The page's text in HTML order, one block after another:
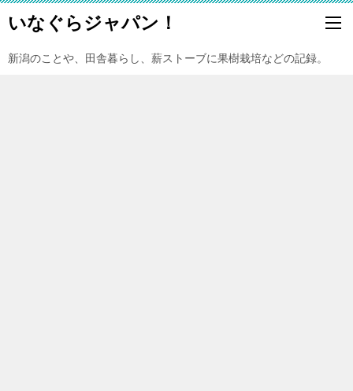
いなぐらジャパン！
新潟のことや、田舎暮らし、薪ストーブに果樹栽培などの記録。